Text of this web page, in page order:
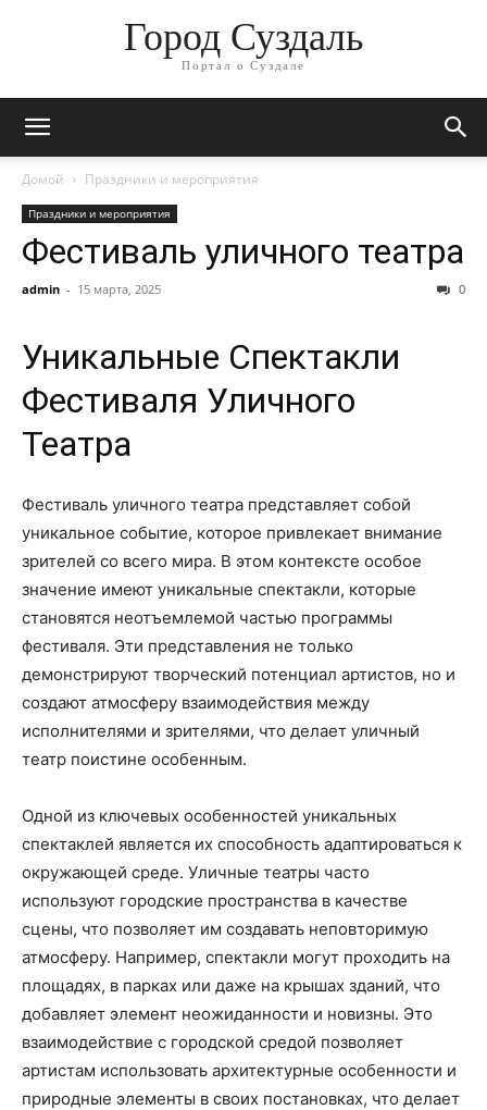
Город Суздаль
Портал о Суздале
Домой Праздники и мероприятия
Праздники и мероприятия
Фестиваль уличного театра
admin - 15 марта, 2025 0
Уникальные Спектакли
Фестиваля Уличного
Театра
Фестиваль уличного театра представляет собой
уникальное событие, которое привлекает внимание
зрителей со всего мира. В этом контексте особое
значение имеют уникальные спектакли, которые
становятся неотъемлемой частью программы
фестиваля. Эти представления не только
демонстрируют творческий потенциал артистов, но и
создают атмосферу взаимодействия между
исполнителями и зрителями, что делает уличный
театр поистине особенным.
Одной из ключевых особенностей уникальных
спектаклей является их способность адаптироваться к
окружающей среде. Уличные театры часто
используют городские пространства в качестве
сцены, что позволяет им создавать неповторимую
атмосферу. Например, спектакли могут проходить на
площадях, в парках или даже на крышах зданий, что
добавляет элемент неожиданности и новизны. Это
взаимодействие с городской средой позволяет
артистам использовать архитектурные особенности и
природные элементы в своих постановках, что делает